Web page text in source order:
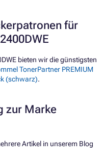
für
bieten wir die günstigsten
TonerPartner PREMIUM
(schwarz).
zur Marke
Artikel in unserem Blog